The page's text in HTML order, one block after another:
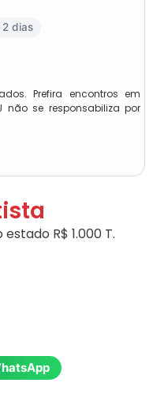
dias
Prefira encontros em
não se responsabiliza por
R$ 1.000 T.